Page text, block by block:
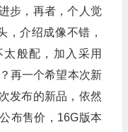
步，再者，个人觉
，介绍成像不错，
般配，加入采用
再一个希望本次新
发布的新品，依然
布售价，16G版本